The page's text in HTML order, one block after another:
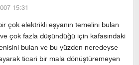
15:31
çok elektrikli eşyanın temelini bulan
çok fazla düşündüğü için kafasındaki
bulan ve bu yüzden neredeyse
ticari bir mala dönüştüremeyen